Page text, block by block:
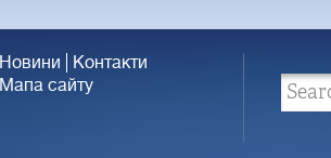
Новини
Контакти
Мапа сайту